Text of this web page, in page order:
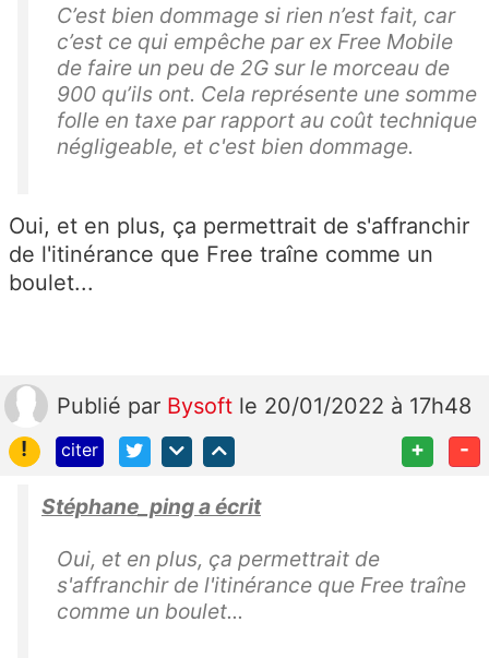
C’est bien dommage si rien n’est fait, car
c’est ce qui empêche par ex Free Mobile
de faire un peu de 2G sur le morceau de
900 qu’ils ont. Cela représente une somme
folle en taxe par rapport au coût technique
négligeable, et c'est bien dommage.
Oui, et en plus, ça permettrait de s'affranchir
de l'itinérance que Free traîne comme un
boulet...
Publié par Bysoft le 20/01/2022 à 17h48
!
citer + -
Stéphane_ping a écrit
Oui, et en plus, ça permettrait de
s'affranchir de l'itinérance que Free traîne
comme un boulet...